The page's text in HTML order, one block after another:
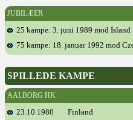
JUBILÆER
25 kampe: 3. juni 1989 mod Island
75 kampe: 18. januar 1992 mod
SPILLEDE KAMPE
AALBORG HK
23.10.1980
Finland